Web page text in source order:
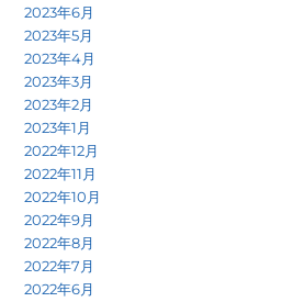
2023年6月
2023年5月
2023年4月
2023年3月
2023年2月
2023年1月
2022年12月
2022年11月
2022年10月
2022年9月
2022年8月
2022年7月
2022年6月